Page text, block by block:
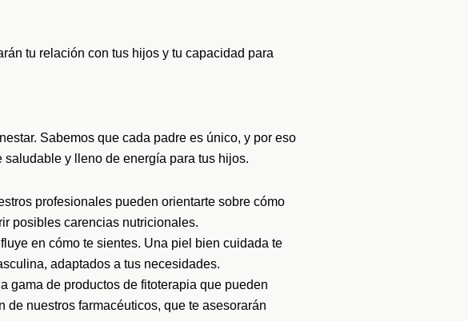
tu relación con tus hijos y tu capacidad para
Sabemos que cada padre es único, y por eso
y lleno de energía para tus hijos.
profesionales pueden orientarte sobre cómo
posibles carencias nutricionales.
en cómo te sientes. Una piel bien cuidada te
adaptados a tus necesidades.
gama de productos de fitoterapia que pueden
nuestros farmacéuticos, que te asesorarán